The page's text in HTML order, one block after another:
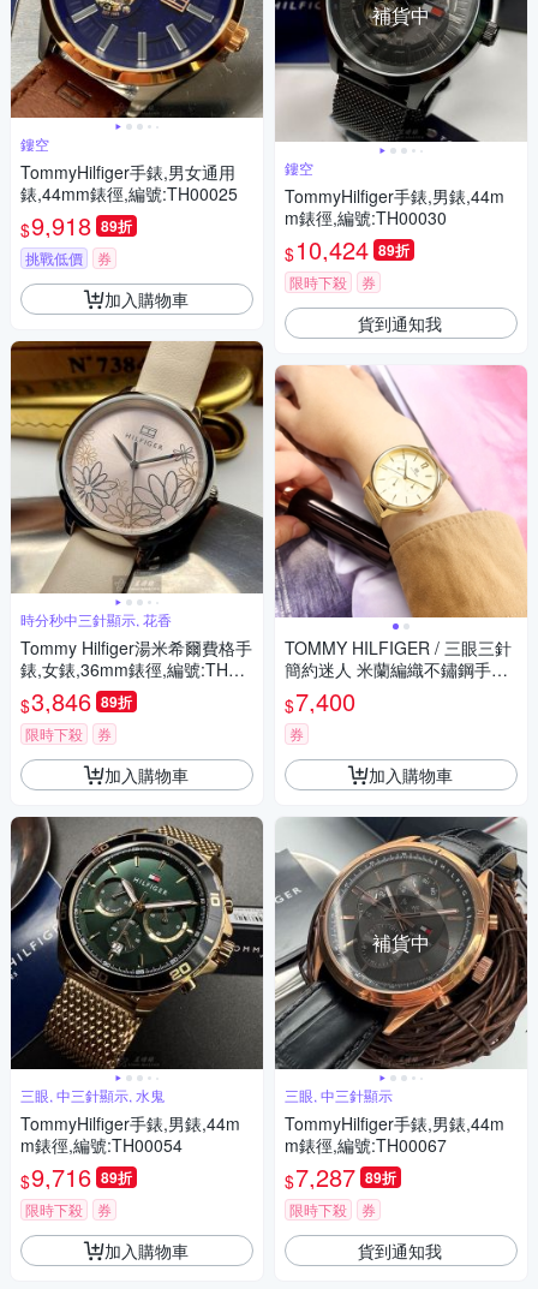
鏤空
TommyHilfiger手錶,男女通用
錶,44mm錶徑,編號:TH00025
$9,918 89折
挑戰低價 券
加入購物車
時分秒中三針顯示, 花香
Tommy Hilfiger湯米希爾費格手
錶,女錶,36mm錶徑,編號:TH00
036
$3,846 89折
限時下殺 券
加入購物車
三眼, 中三針顯示, 水鬼
TommyHilfiger手錶,男錶,44m
m錶徑,編號:TH00054
$9,716 89折
限時下殺 券
加入購物車
補貨中
鏤空
TommyHilfiger手錶,男錶,44m
m錶徑,編號:TH00030
$10,424 89折
限時下殺 券
貨到通知我
TOMMY HILFIGER / 三眼三針
簡約迷人 米蘭編織不鏽鋼手錶-
鍍金/38mm
$7,400
券
加入購物車
補貨中
三眼, 中三針顯示
TommyHilfiger手錶,男錶,44m
m錶徑,編號:TH00067
$7,287 89折
限時下殺 券
貨到通知我